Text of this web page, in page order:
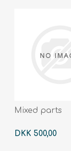
Mixed parts
DKK 500,00